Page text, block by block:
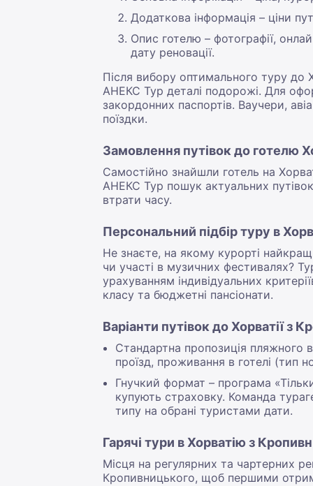
Додаткова інформація – ціни
Опис готелю – фотографії,
дату реновації.
Після вибору оптимального туру до
АНЕКС Тур деталі подорожі. Для
закордонних паспортів. Ваучери,
поїздки.
Замовлення путівок до готелю
Самостійно знайшли готель на
АНЕКС Тур пошук актуальних путівок
втрати часу.
Персональний підбір туру в
Не знаєте, на якому курорті
чи участі в музичних фестивалях?
урахуванням індивідуальних
класу та бюджетні пансіонати.
Варіанти путівок до Хорватії з
Стандартна пропозиція пляжного
проїзд, проживання в готелі (тип
Гнучкий формат – програма
купують страховку. Команда
типу на обрані туристами дати.
Гарячі тури в Хорватію з
Місця на регулярних та чартерних
Кропивницького, щоб першими